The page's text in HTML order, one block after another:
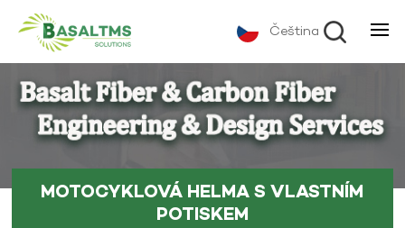
Čeština
MOTOCYKLOVÁ HELMA S VLASTNÍM
POTISKEM